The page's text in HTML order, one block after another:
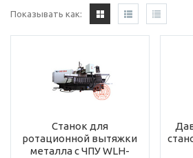
Показывать как:
Станок для
ротационной вытяжки
металла с ЧПУ WLH-